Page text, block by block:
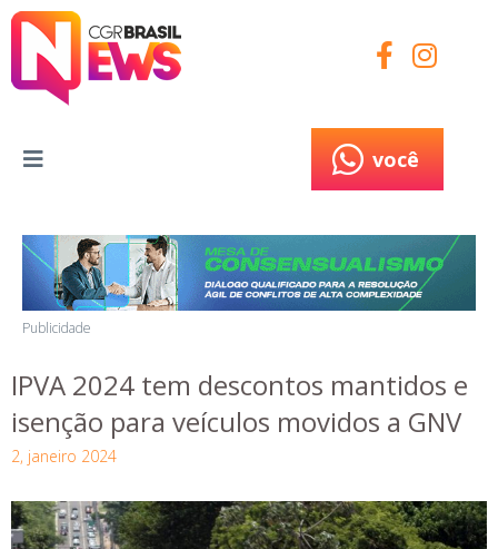
você
Publicidade
IPVA 2024 tem descontos mantidos e
isenção para veículos movidos a GNV
2, janeiro 2024